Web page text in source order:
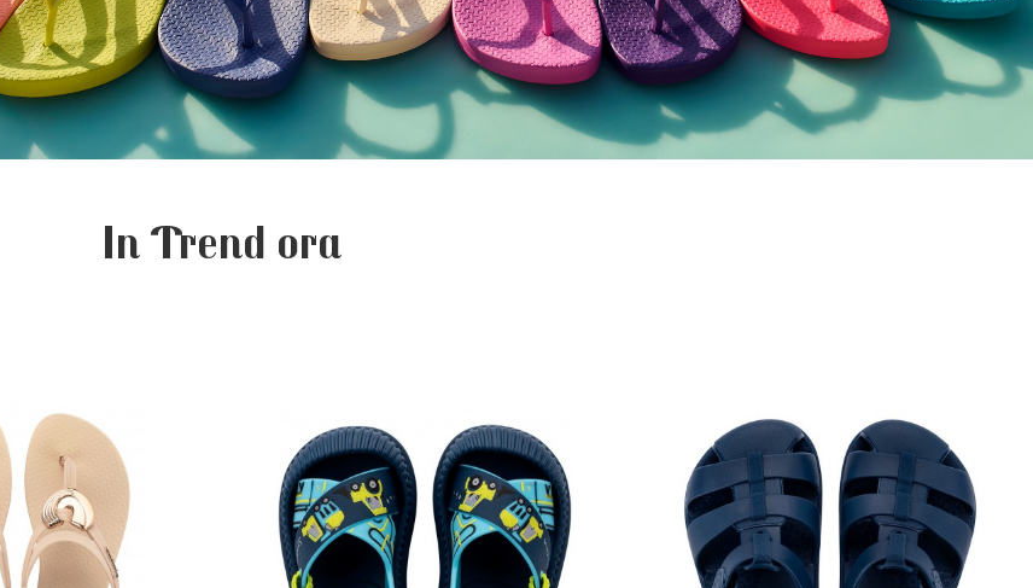
In Trend ora